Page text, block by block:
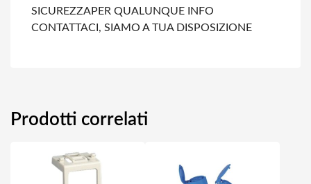
SICUREZZAPER QUALUNQUE INFO
CONTATTACI, SIAMO A TUA DISPOSIZIONE
Prodotti correlati